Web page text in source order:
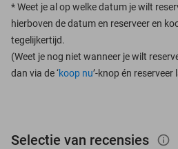
*Weet je al op welke datum je wilt
hierboven de datum en reserveer en
tegelijkertijd.
(Weet je nog niet wanneer je wilt
dan via de ‘koop nu’-knop én reserveer
Selectie van recensies info_outlined